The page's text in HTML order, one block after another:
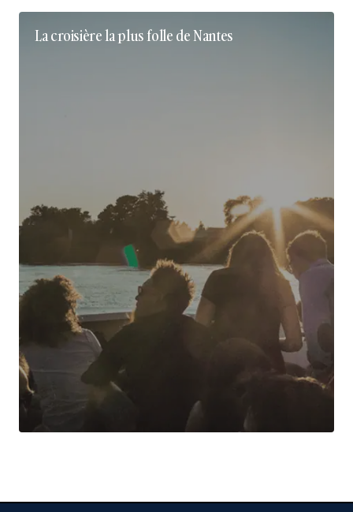
La croisière la plus folle de Nantes